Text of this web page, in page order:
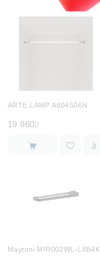
ARTE LAMP A604506N
19 860
Maytoni MIR002WL-L8B4K